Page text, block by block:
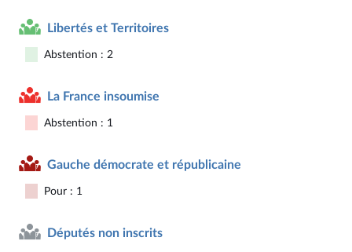
Libertés et Territoires
Abstention : 2
La France insoumise
Abstention : 1
Gauche démocrate et républicaine
Pour : 1
Députés non inscrits